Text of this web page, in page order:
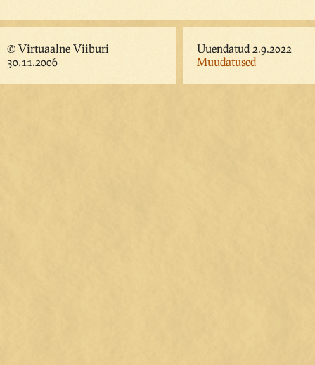
© Virtuaalne Viiburi
30.11.2006
Uuendatud 2.9.2022
Muudatused